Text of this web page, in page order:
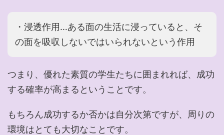
・浸透作用…ある面の生活に浸っていると、そ
の面を吸収しないではいられないという作用
つまり、優れた素質の学生たちに囲まれれば、成功
する確率が高まるということです。
もちろん成功するか否かは自分次第ですが、周りの
環境はとても大切なことです。